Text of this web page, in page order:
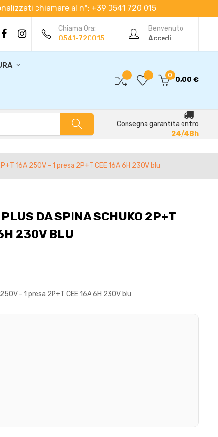
chiamare al n°: +39 0541 720 015
Benvenuto
Accedi
Chiama Ora:
0541-720015
0
0,00 €
Consegna garantita entro
24/48h
16A 250V - 1 presa 2P+T CEE 16A 6H 230V blu
DA SPINA SCHUKO 2P+T
230V BLU
- 1 presa 2P+T CEE 16A 6H 230V blu